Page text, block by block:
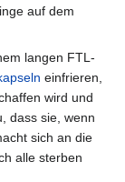
auf dem
langen FTL-
einfrieren,
wird und
dass sie, wenn
sich an die
alle sterben